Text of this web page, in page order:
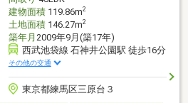
建物面積119.86m2
土地面積146.27m2
築年月 2009年9月(築17年)
西武池袋線 石神井公園駅 徒歩16分
その他の交通
東京都練馬区三原台３